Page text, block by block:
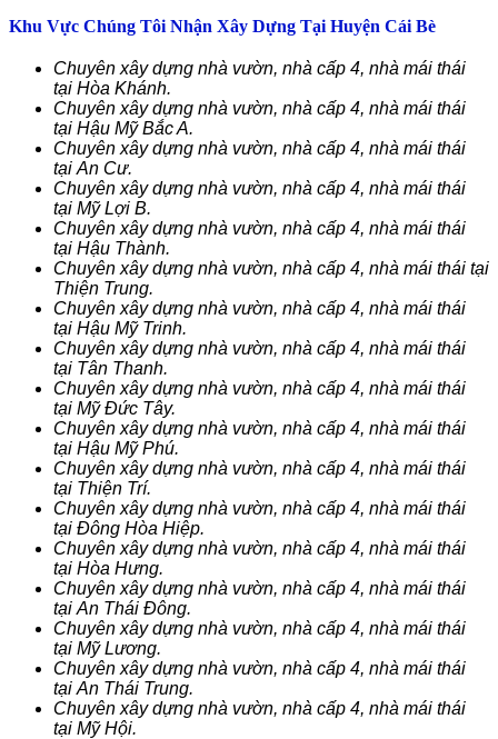
Khu Vực Chúng Tôi Nhận Xây Dựng Tại Huyện Cái Bè
Chuyên xây dựng nhà vườn, nhà cấp 4, nhà mái thái
tại Hòa Khánh.
Chuyên xây dựng nhà vườn, nhà cấp 4, nhà mái thái
tại Hậu Mỹ Bắc A.
Chuyên xây dựng nhà vườn, nhà cấp 4, nhà mái thái
tại An Cư.
Chuyên xây dựng nhà vườn, nhà cấp 4, nhà mái thái
tại Mỹ Lợi B.
Chuyên xây dựng nhà vườn, nhà cấp 4, nhà mái thái
tại Hậu Thành.
Chuyên xây dựng nhà vườn, nhà cấp 4, nhà mái thái tại
Thiện Trung.
Chuyên xây dựng nhà vườn, nhà cấp 4, nhà mái thái
tại Hậu Mỹ Trinh.
Chuyên xây dựng nhà vườn, nhà cấp 4, nhà mái thái
tại Tân Thanh.
Chuyên xây dựng nhà vườn, nhà cấp 4, nhà mái thái
tại Mỹ Đức Tây.
Chuyên xây dựng nhà vườn, nhà cấp 4, nhà mái thái
tại Hậu Mỹ Phú.
Chuyên xây dựng nhà vườn, nhà cấp 4, nhà mái thái
tại Thiện Trí.
Chuyên xây dựng nhà vườn, nhà cấp 4, nhà mái thái
tại Đông Hòa Hiệp.
Chuyên xây dựng nhà vườn, nhà cấp 4, nhà mái thái
tại Hòa Hưng.
Chuyên xây dựng nhà vườn, nhà cấp 4, nhà mái thái
tại An Thái Đông.
Chuyên xây dựng nhà vườn, nhà cấp 4, nhà mái thái
tại Mỹ Lương.
Chuyên xây dựng nhà vườn, nhà cấp 4, nhà mái thái
tại An Thái Trung.
Chuyên xây dựng nhà vườn, nhà cấp 4, nhà mái thái
tại Mỹ Hội.